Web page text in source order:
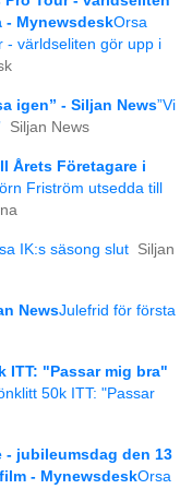
- MynewsdeskOrsa
- världseliten gör upp i
igen” - Siljan News”Vi
Siljan News
Årets Företagare i
Friström utsedda till
IK:s säsong slut Siljan
NewsJulefrid för första
ITT: "Passar mig bra"
50k ITT: "Passar
- jubileumsdag den 13
- MynewsdeskOrsa